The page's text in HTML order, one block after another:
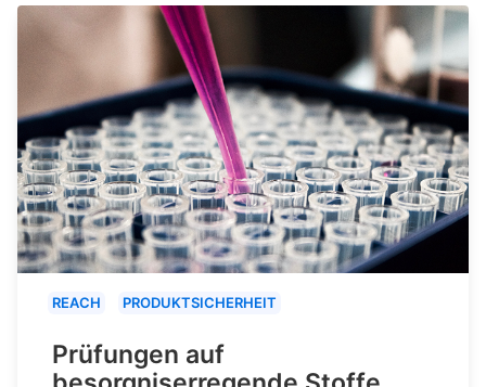
REACH PRODUKTSICHERHEIT
Prüfungen auf